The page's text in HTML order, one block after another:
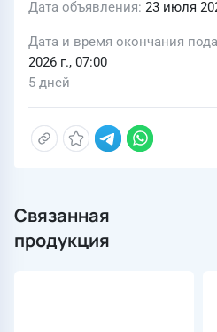
Дата объявления 23 июля
Дата и время окончания
2026 г., 07:00
5 дней
Связанная
продукция